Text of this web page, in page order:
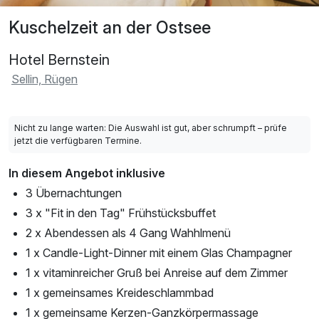
Kuschelzeit an der Ostsee
Hotel Bernstein
Sellin, Rügen
Nicht zu lange warten: Die Auswahl ist gut, aber schrumpft – prüfe
jetzt die verfügbaren Termine.
In diesem Angebot inklusive
3 Übernachtungen
3 x "Fit in den Tag" Frühstücksbuffet
2 x Abendessen als 4 Gang Wahhlmenü
1 x Candle-Light-Dinner mit einem Glas Champagner
1 x vitaminreicher Gruß bei Anreise auf dem Zimmer
1 x gemeinsames Kreideschlammbad
1 x gemeinsame Kerzen-Ganzkörpermassage